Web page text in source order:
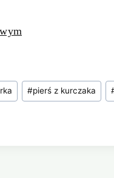
#pierś z kurczaka